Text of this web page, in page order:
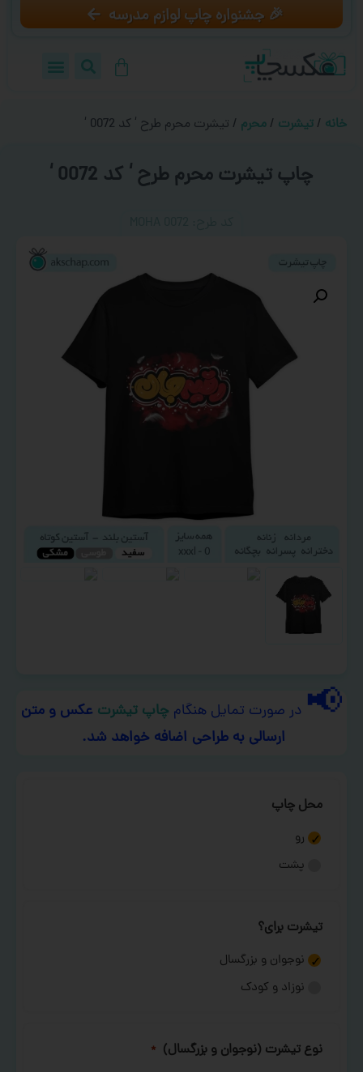
🎉 جشنواره چاپ لوازم مدرسه
خانه / تیشرت / محرم / تیشرت محرم طرح ‘ کد 0072 ‘
چاپ تیشرت محرم طرح ‘ کد 0072 ‘
📢 در صورت تمایل هنگام چاپ تیشرت عکس و متن
ارسالی به طراحی اضافه خواهد شد.
محل چاپ
رو
پشت
تیشرت برای؟
نوجوان و بزرگسال
نوزاد و کودک
نوع تیشرت (نوجوان و بزرگسال) *